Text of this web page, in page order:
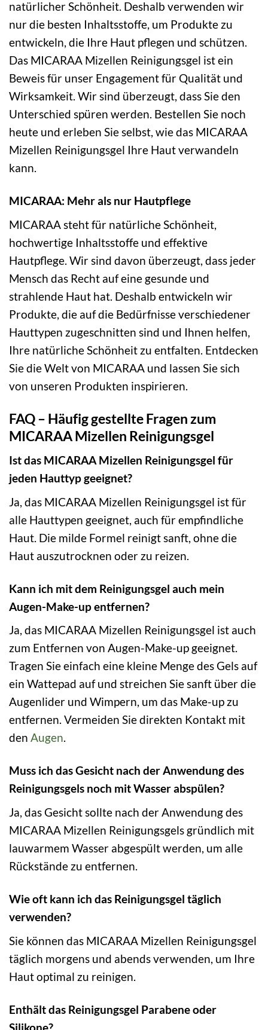
natürlicher Schönheit. Deshalb verwenden wir
nur die besten Inhaltsstoffe, um Produkte zu
entwickeln, die Ihre Haut pflegen und schützen.
Das MICARAA Mizellen Reinigungsgel ist ein
Beweis für unser Engagement für Qualität und
Wirksamkeit. Wir sind überzeugt, dass Sie den
Unterschied spüren werden. Bestellen Sie noch
heute und erleben Sie selbst, wie das MICARAA
Mizellen Reinigungsgel Ihre Haut verwandeln
kann.
MICARAA: Mehr als nur Hautpflege
MICARAA steht für natürliche Schönheit,
hochwertige Inhaltsstoffe und effektive
Hautpflege. Wir sind davon überzeugt, dass jeder
Mensch das Recht auf eine gesunde und
strahlende Haut hat. Deshalb entwickeln wir
Produkte, die auf die Bedürfnisse verschiedener
Hauttypen zugeschnitten sind und Ihnen helfen,
Ihre natürliche Schönheit zu entfalten. Entdecken
Sie die Welt von MICARAA und lassen Sie sich
von unseren Produkten inspirieren.
FAQ – Häufig gestellte Fragen zum
MICARAA Mizellen Reinigungsgel
Ist das MICARAA Mizellen Reinigungsgel für
jeden Hauttyp geeignet?
Ja, das MICARAA Mizellen Reinigungsgel ist für
alle Hauttypen geeignet, auch für empfindliche
Haut. Die milde Formel reinigt sanft, ohne die
Haut auszutrocknen oder zu reizen.
Kann ich mit dem Reinigungsgel auch mein
Augen-Make-up entfernen?
Ja, das MICARAA Mizellen Reinigungsgel ist auch
zum Entfernen von Augen-Make-up geeignet.
Tragen Sie einfach eine kleine Menge des Gels auf
ein Wattepad auf und streichen Sie sanft über die
Augenlider und Wimpern, um das Make-up zu
entfernen. Vermeiden Sie direkten Kontakt mit
den Augen.
Muss ich das Gesicht nach der Anwendung des
Reinigungsgels noch mit Wasser abspülen?
Ja, das Gesicht sollte nach der Anwendung des
MICARAA Mizellen Reinigungsgels gründlich mit
lauwarmem Wasser abgespült werden, um alle
Rückstände zu entfernen.
Wie oft kann ich das Reinigungsgel täglich
verwenden?
Sie können das MICARAA Mizellen Reinigungsgel
täglich morgens und abends verwenden, um Ihre
Haut optimal zu reinigen.
Enthält das Reinigungsgel Parabene oder
Silikone?